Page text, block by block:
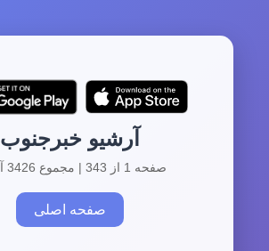
آرشیو خبرجنوب
صفحه 1 از 343 | مجموع 3426 آرشیو
صفحه اصلی